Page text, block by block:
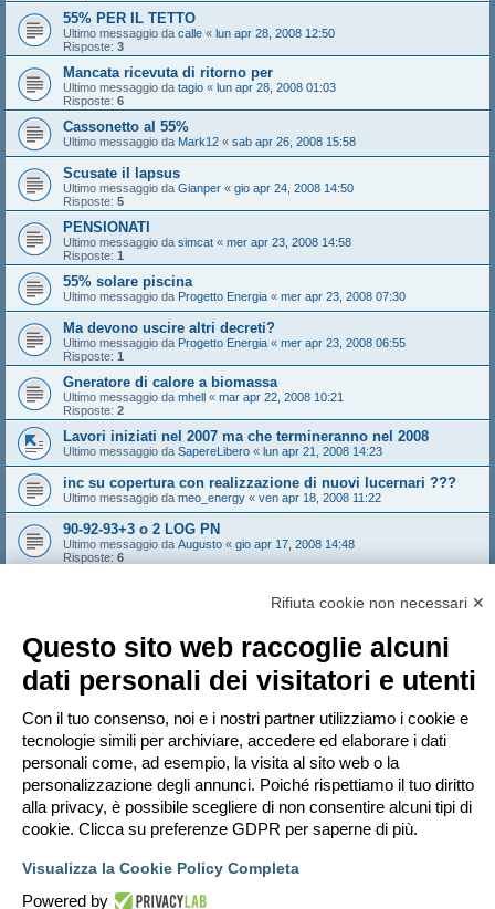
55% PER IL TETTO
Ultimo messaggio da calle « lun apr 28, 2008 12:50
Risposte: 3
Mancata ricevuta di ritorno per
Ultimo messaggio da tagio « lun apr 28, 2008 01:03
Risposte: 6
Cassonetto al 55%
Ultimo messaggio da Mark12 « sab apr 26, 2008 15:58
Scusate il lapsus
Ultimo messaggio da Gianper « gio apr 24, 2008 14:50
Risposte: 5
PENSIONATI
Ultimo messaggio da simcat « mer apr 23, 2008 14:58
Risposte: 1
55% solare piscina
Ultimo messaggio da Progetto Energia « mer apr 23, 2008 07:30
Ma devono uscire altri decreti?
Ultimo messaggio da Progetto Energia « mer apr 23, 2008 06:55
Risposte: 1
Gneratore di calore a biomassa
Ultimo messaggio da mhell « mar apr 22, 2008 10:21
Risposte: 2
Lavori iniziati nel 2007 ma che termineranno nel 2008
Ultimo messaggio da SapereLibero « lun apr 21, 2008 14:23
inc su copertura con realizzazione di nuovi lucernari ???
Ultimo messaggio da meo_energy « ven apr 18, 2008 11:22
90-92-93+3 o 2 LOG PN
Ultimo messaggio da Augusto « gio apr 17, 2008 14:48
Risposte: 6
mar apr 15, 2008 21:41
Bloccato
546 argomenti Pagina 1di11
1 2 3 4 5 … 11 Prossimo
Vai a
PERMESSI FORUM
Non puoiaprire nuovi argomenti
Non puoirispondere negli argomenti
Non puoi
modificare i tuoi messaggi
Non puoicancellare i tuoi messaggi
Rifiuta cookie non necessari ✕
Questo sito web raccoglie alcuni
dati personali dei visitatori e utenti
Con il tuo consenso, noi e i nostri partner utilizziamo i cookie e
tecnologie simili per archiviare, accedere ed elaborare i dati
personali come, ad esempio, la visita al sito web o la
personalizzazione degli annunci. Poiché rispettiamo il tuo diritto
alla privacy, è possibile scegliere di non consentire alcuni tipi di
cookie. Clicca su preferenze GDPR per saperne di più.
Visualizza la Cookie Policy Completa
Powered by